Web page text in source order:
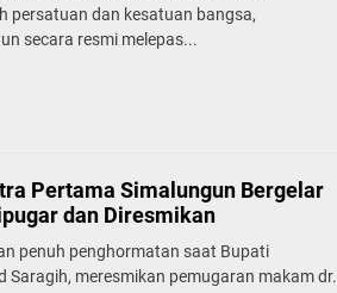
persatuan dan kesatuan bangsa,
secara resmi melepas...
Pertama Simalungun Bergelar
dan Diresmikan
penuh penghormatan saat Bupati
Saragih, meresmikan pemugaran makam dr.